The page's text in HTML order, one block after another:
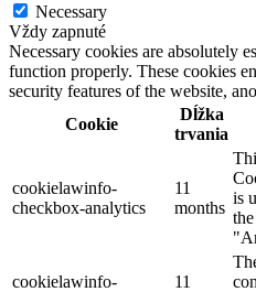
Necessary
Vždy zapnuté
Necessary cookies are absolutely
function properly. These cookies
security features of the website,
Cookie
Dĺžka
trvania
cookielawinfo-
checkbox-analytics
11
months
is
cookielawinfo-
11